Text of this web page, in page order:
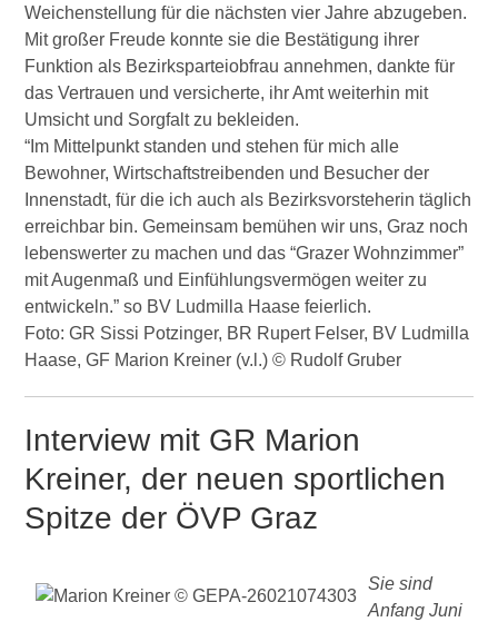
Weichenstellung für die nächsten vier Jahre abzugeben.
Mit großer Freude konnte sie die Bestätigung ihrer
Funktion als Bezirksparteiobfrau annehmen, dankte für
das Vertrauen und versicherte, ihr Amt weiterhin mit
Umsicht und Sorgfalt zu bekleiden.
“Im Mittelpunkt standen und stehen für mich alle
Bewohner, Wirtschaftstreibenden und Besucher der
Innenstadt, für die ich auch als Bezirksvorsteherin täglich
erreichbar bin. Gemeinsam bemühen wir uns, Graz noch
lebenswerter zu machen und das “Grazer Wohnzimmer”
mit Augenmaß und Einfühlungsvermögen weiter zu
entwickeln.” so BV Ludmilla Haase feierlich.
Foto: GR Sissi Potzinger, BR Rupert Felser, BV Ludmilla
Haase, GF Marion Kreiner (v.l.) © Rudolf Gruber
Interview mit GR Marion
Kreiner, der neuen sportlichen
Spitze der ÖVP Graz
Sie sind
Anfang Juni